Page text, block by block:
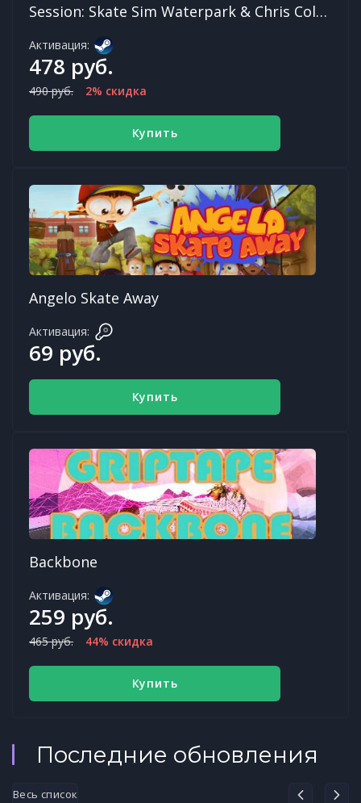
Session: Skate Sim Waterpark & Chris Cole DLC
Активация:
478 руб.
490 руб. 2% скидка
Купить
Angelo Skate Away
Активация:
69 руб.
Купить
Backbone
Активация:
259 руб.
465 руб. 44% скидка
Купить
Последние обновления
Весь список